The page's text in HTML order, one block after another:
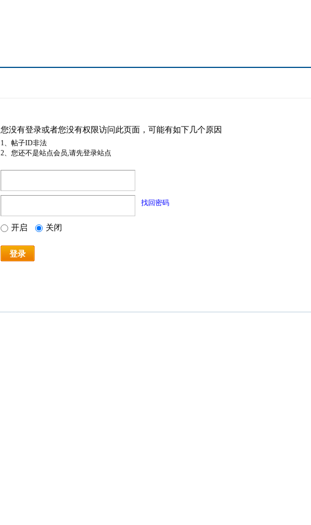
您没有登录或者您没有权限访问此页面，可能有如下几个原因
1、帖子ID非法
2、您还不是站点会员,请先登录站点
找回密码
开启 关闭
登录